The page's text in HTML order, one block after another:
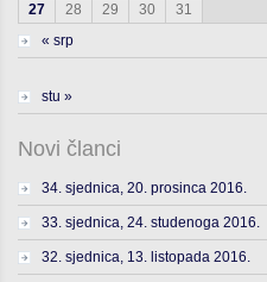
27
28 29 30
31
« srp
stu »
Novi članci
34. sjednica, 20. prosinca 2016.
33. sjednica, 24. studenoga 2016.
32. sjednica, 13. listopada 2016.